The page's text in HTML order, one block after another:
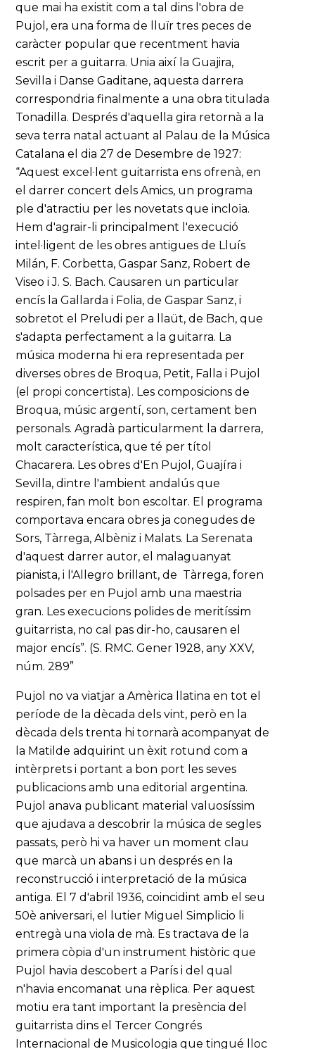
que mai ha existit com a tal dins l'obra de
Pujol, era una forma de lluïr tres peces de
caràcter popular que recentment havia
escrit per a guitarra. Unia així la Guajira,
Sevilla i Danse Gaditane, aquesta darrera
correspondria finalmente a una obra titulada
Tonadilla. Després d'aquella gira retornà a la
seva terra natal actuant al Palau de la Música
Catalana el dia 27 de Desembre de 1927:
“Aquest excel·lent guitarrista ens ofrenà, en
el darrer concert dels Amics, un programa
ple d'atractiu per les novetats que incloïa.
Hem d'agrair-li principalment l'execució
intel·ligent de les obres antigues de Lluís
Milán, F. Corbetta, Gaspar Sanz, Robert de
Viseo i J. S. Bach. Causaren un particular
encís la Gallarda i Folia, de Gaspar Sanz, i
sobretot el Preludi per a llaüt, de Bach, que
s'adapta perfectament a la guitarra. La
música moderna hi era representada per
diverses obres de Broqua, Petit, Falla i Pujol
(el propi concertista). Les composicions de
Broqua, músic argentí, son, certament ben
personals. Agradà particularment la darrera,
molt característica, que té per títol
Chacarera. Les obres d'En Pujol, Guajíra i
Sevilla, dintre l'ambient andalús que
respiren, fan molt bon escoltar. El programa
comportava encara obres ja conegudes de
Sors, Tàrrega, Albèniz i Malats. La Serenata
d'aquest darrer autor, el malaguanyat
pianista, i l'Allegro brillant, de Tàrrega, foren
polsades per en Pujol amb una maestria
gran. Les execucions polides de meritíssim
guitarrista, no cal pas dir-ho, causaren el
major encís”. (S. RMC. Gener 1928, any XXV,
núm. 289”
Pujol no va viatjar a Amèrica llatina en tot el
període de la dècada dels vint, però en la
dècada dels trenta hi tornarà acompanyat de
la Matilde adquirint un èxit rotund com a
intèrprets i portant a bon port les seves
publicacions amb una editorial argentina.
Pujol anava publicant material valuosíssim
que ajudava a descobrir la música de segles
passats, però hi va haver un moment clau
que marcà un abans i un després en la
reconstrucció i interpretació de la música
antiga. El 7 d'abril 1936, coincidint amb el seu
50è aniversari, el lutier Miguel Simplicio li
entregà una viola de mà. Es tractava de la
primera còpia d'un instrument històric que
Pujol havia descobert a París i del qual
n'havia encomanat una rèplica. Per aquest
motiu era tant important la presència del
guitarrista dins el Tercer Congrés
Internacional de Musicologia que tingué lloc